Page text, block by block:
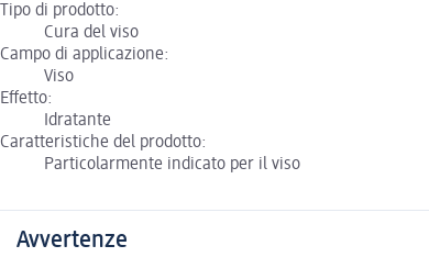
Tipo di prodotto:
Cura del viso
Campo di applicazione:
Viso
Effetto:
Idratante
Caratteristiche del prodotto:
Particolarmente indicato per il viso
Avvertenze